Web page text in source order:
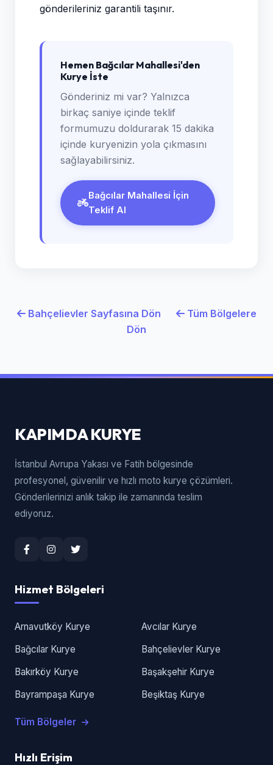
gönderileriniz garantili taşınır.
Hemen Bağcılar Mahallesi'den
Kurye İste
Gönderiniz mi var? Yalnızca
birkaç saniye içinde teklif
formumuzu doldurarak 15 dakika
içinde kuryenizin yola çıkmasını
sağlayabilirsiniz.
Bağcılar Mahallesi İçin
Teklif Al
Bahçelievler Sayfasına Dön
Tüm Bölgelere
Dön
KAPIMDA KURYE
İstanbul Avrupa Yakası ve Fatih bölgesinde
profesyonel, güvenilir ve hızlı moto kurye çözümleri.
Gönderilerinizi anlık takip ile zamanında teslim
ediyoruz.
Hizmet Bölgeleri
Arnavutköy Kurye
Avcılar Kurye
Bağcılar Kurye
Bahçelievler Kurye
Bakırköy Kurye
Başakşehir Kurye
Bayrampaşa Kurye
Beşiktaş Kurye
Tüm Bölgeler
Hızlı Erişim